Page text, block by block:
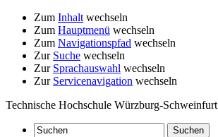
Zum Inhalt wechseln
Zum Hauptmenü wechseln
Zum Navigationspfad wechseln
Zur Suche wechseln
Zur Sprachauswahl wechseln
Zur Servicenavigation wechseln
Technische Hochschule Würzburg-Schweinfurt